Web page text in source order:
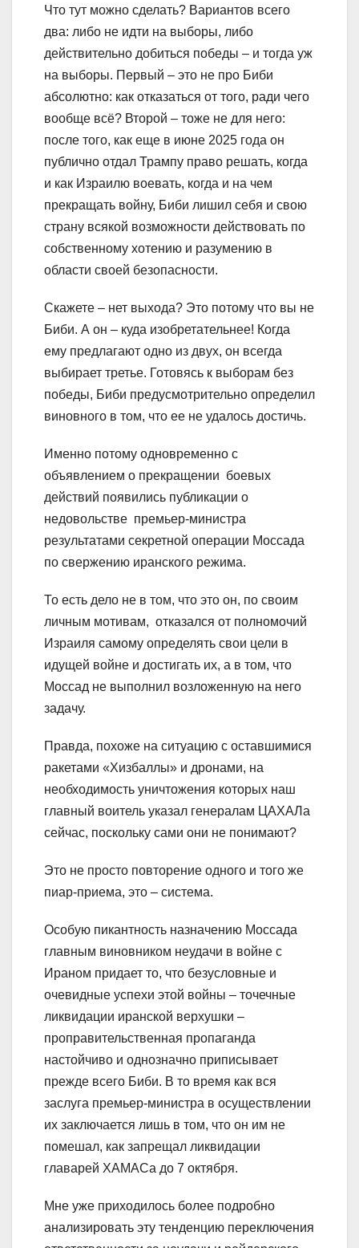
Что тут можно сделать? Вариантов всего
два: либо не идти на выборы, либо
действительно добиться победы – и тогда уж
на выборы. Первый – это не про Биби
абсолютно: как отказаться от того, ради чего
вообще всё? Второй – тоже не для него:
после того, как еще в июне 2025 года он
публично отдал Трампу право решать, когда
и как Израилю воевать, когда и на чем
прекращать войну, Биби лишил себя и свою
страну всякой возможности действовать по
собственному хотению и разумению в
области своей безопасности.
Скажете – нет выхода? Это потому что вы не
Биби. А он – куда изобретательнее! Когда
ему предлагают одно из двух, он всегда
выбирает третье. Готовясь к выборам без
победы, Биби предусмотрительно определил
виновного в том, что ее не удалось достичь.
Именно потому одновременно с
объявлением о прекращении боевых
действий появились публикации о
недовольстве премьер-министра
результатами секретной операции Моссада
по свержению иранского режима.
То есть дело не в том, что это он, по своим
личным мотивам, отказался от полномочий
Израиля самому определять свои цели в
идущей войне и достигать их, а в том, что
Моссад не выполнил возложенную на него
задачу.
Правда, похоже на ситуацию с оставшимися
ракетами «Хизбаллы» и дронами, на
необходимость уничтожения которых наш
главный воитель указал генералам ЦАХАЛа
сейчас, поскольку сами они не понимают?
Это не просто повторение одного и того же
пиар-приема, это – система.
Особую пикантность назначению Моссада
главным виновником неудачи в войне с
Ираном придает то, что безусловные и
очевидные успехи этой войны – точечные
ликвидации иранской верхушки –
проправительственная пропаганда
настойчиво и однозначно приписывает
прежде всего Биби. В то время как вся
заслуга премьер-министра в осуществлении
их заключается лишь в том, что он им не
помешал, как запрещал ликвидации
главарей ХАМАСа до 7 октября.
Мне уже приходилось более подробно
анализировать эту тенденцию переключения